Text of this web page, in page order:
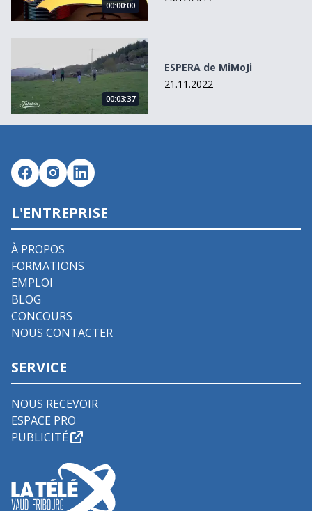
00:00:00
ESPERA de MiMoJi
00:03:37
ESPERA de MiMoJi
21.11.2022
L'ENTREPRISE
À PROPOS
FORMATIONS
EMPLOI
BLOG
CONCOURS
NOUS CONTACTER
SERVICE
NOUS RECEVOIR
ESPACE PRO
PUBLICITÉ